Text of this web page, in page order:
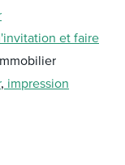
et faire
, impression